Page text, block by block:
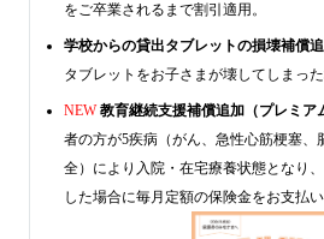
をご卒業されるまで割引適用。
学校からの貸出タブレットの損壊補償
タブレットをお子さまが壊してしまっ
NEW 教育継続支援補償追加（プレミア
者の方が5疾病（がん、急性心筋梗塞、
全）により入院・在宅療養状態となり
した場合に毎月定額の保険金をお支払い